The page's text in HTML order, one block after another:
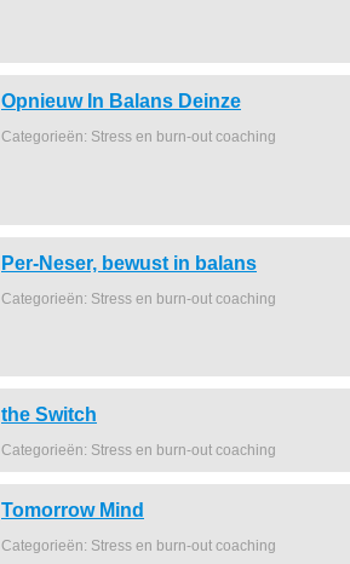
Opnieuw In Balans Deinze
Categorieën: Stress en burn-out coaching
Per-Neser, bewust in balans
Categorieën: Stress en burn-out coaching
the Switch
Categorieën: Stress en burn-out coaching
Tomorrow Mind
Categorieën: Stress en burn-out coaching